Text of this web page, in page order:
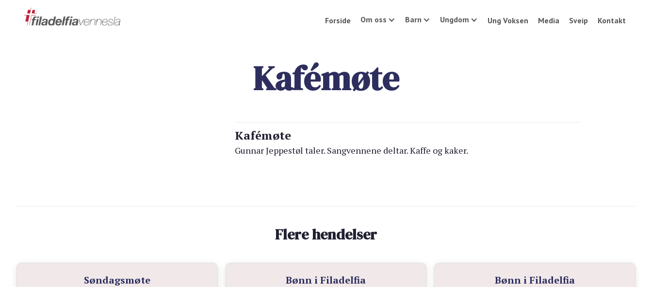
Forside Om oss Barn Ungdom Ung Voksen Media Sveip Kontakt
Kafémøte
Kafémøte
Gunnar Jeppestøl taler. Sangvennene deltar. Kaffe og kaker.
Flere hendelser
Søndagsmøte Bønn i Filadelfia Bønn i Filadelfia